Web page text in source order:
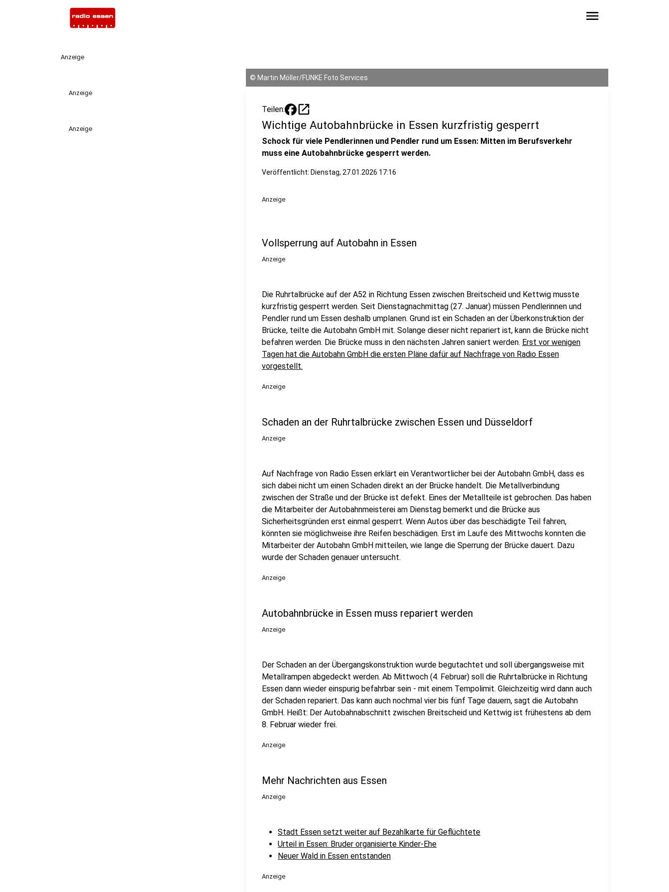
menu
Anzeige
Anzeige
Anzeige
© Martin Möller/FUNKE Foto Services
Teilen: open_in_new
Wichtige Autobahnbrücke in Essen kurzfristig gesperrt
Schock für viele Pendlerinnen und Pendler rund um Essen: Mitten im Berufsverkehr
muss eine Autobahnbrücke gesperrt werden.
Veröffentlicht: Dienstag, 27.01.2026 17:16
Anzeige
Vollsperrung auf Autobahn in Essen
Anzeige
Die Ruhrtalbrücke auf der A52 in Richtung Essen zwischen Breitscheid und Kettwig musste
kurzfristig gesperrt werden. Seit Dienstagnachmittag (27. Januar) müssen Pendlerinnen und
Pendler rund um Essen deshalb umplanen. Grund ist ein Schaden an der Überkonstruktion der
Brücke, teilte die Autobahn GmbH mit. Solange dieser nicht repariert ist, kann die Brücke nicht
befahren werden. Die Brücke muss in den nächsten Jahren saniert werden. Erst vor wenigen
Tagen hat die Autobahn GmbH die ersten Pläne dafür auf Nachfrage von Radio Essen
vorgestellt.
Anzeige
Schaden an der Ruhrtalbrücke zwischen Essen und Düsseldorf
Anzeige
Auf Nachfrage von Radio Essen erklärt ein Verantwortlicher bei der Autobahn GmbH, dass es
sich dabei nicht um einen Schaden direkt an der Brücke handelt. Die Metallverbindung
zwischen der Straße und der Brücke ist defekt. Eines der Metallteile ist gebrochen. Das haben
die Mitarbeiter der Autobahnmeisterei am Dienstag bemerkt und die Brücke aus
Sicherheitsgründen erst einmal gesperrt. Wenn Autos über das beschädigte Teil fahren,
könnten sie möglichweise ihre Reifen beschädigen. Erst im Laufe des Mittwochs konnten die
Mitarbeiter der Autobahn GmbH mitteilen, wie lange die Sperrung der Brücke dauert. Dazu
wurde der Schaden genauer untersucht.
Anzeige
Autobahnbrücke in Essen muss repariert werden
Anzeige
Der Schaden an der Übergangskonstruktion wurde begutachtet und soll übergangsweise mit
Metallrampen abgedeckt werden. Ab Mittwoch (4. Februar) soll die Ruhrtalbrücke in Richtung
Essen dann wieder einspurig befahrbar sein - mit einem Tempolimit. Gleichzeitig wird dann auch
der Schaden repariert. Das kann auch nochmal vier bis fünf Tage dauern, sagt die Autobahn
GmbH. Heißt: Der Autobahnabschnitt zwischen Breitscheid und Kettwig ist frühestens ab dem
8. Februar wieder frei.
Anzeige
Mehr Nachrichten aus Essen
Anzeige
Stadt Essen setzt weiter auf Bezahlkarte für Geflüchtete
Urteil in Essen: Bruder organisierte Kinder-Ehe
Neuer Wald in Essen entstanden
Anzeige